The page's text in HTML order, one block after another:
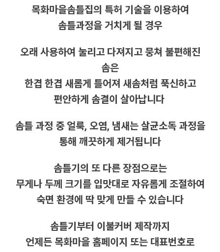
목화마을솜틀집의 특허 기술을 이용하여
솜틀과정을 거치게 될 경우
오래 사용하여 눌리고 다져지고 뭉쳐 불편해진
솜은
한겹 한겹 새롭게 틀어져 새솜처럼 푹신하고
편안하게 솜결이 살아납니다
솜틀 과정 중 얼룩, 오염, 냄새는 살균소독 과정을
통해 깨끗하게 제거됩니다
솜틀기의 또 다른 장점으로는
무게나 두께 크기를 입맛대로 자유롭게 조절하여
숙면 환경에 딱 맞게 만들 수 있습니다
솜틀기부터 이불커버 제작까지
언제든 목화마을 홈페이지 또는 대표번호로